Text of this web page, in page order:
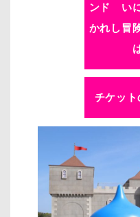
ンド い
かれし冒
チケッ